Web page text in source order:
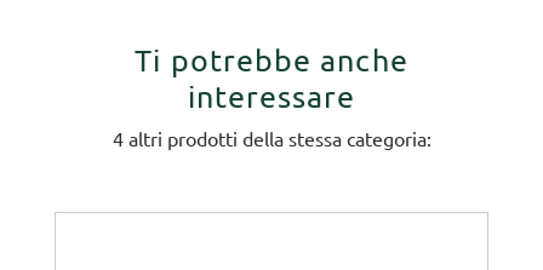
Ti potrebbe anche
interessare
4 altri prodotti della stessa categoria: